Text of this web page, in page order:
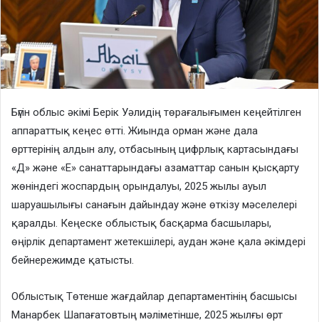
Бүгін облыс әкімі Берік Уәлидің төрағалығымен кеңейтілген
аппараттық кеңес өтті. Жиында орман және дала
өрттерінің алдын алу, отбасының цифрлық картасындағы
«Д» және «Е» санаттарындағы азаматтар санын қысқарту
жөніндегі жоспардың орындалуы, 2025 жылы ауыл
шаруашылығы санағын дайындау және өткізу мәселелері
қаралды. Кеңеске облыстық басқарма басшылары,
өңірлік департамент жетекшілері, аудан және қала әкімдері
бейнережимде қатысты.
Облыстық Төтенше жағдайлар департаментінің басшысы
Манарбек Шапағатовтың мәліметінше, 2025 жылғы өрт